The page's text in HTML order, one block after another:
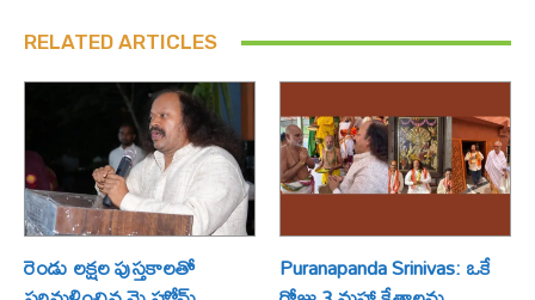
RELATED ARTICLES
రెండు లక్షల పుస్తకాలతో Puranapanda Srinivas: ఒకే